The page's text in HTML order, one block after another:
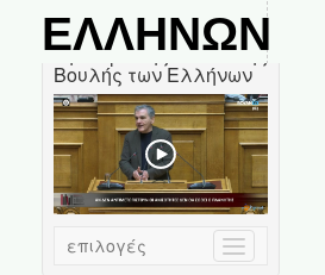
ΕΛΛΗΝΩΝ